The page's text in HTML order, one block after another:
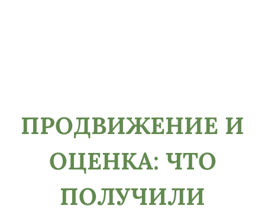
ПРОДВИЖЕНИЕ И
ОЦЕНКА: ЧТО
ПОЛУЧИЛИ